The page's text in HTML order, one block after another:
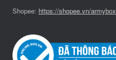
Shopee: https://shopee.vn/armybox